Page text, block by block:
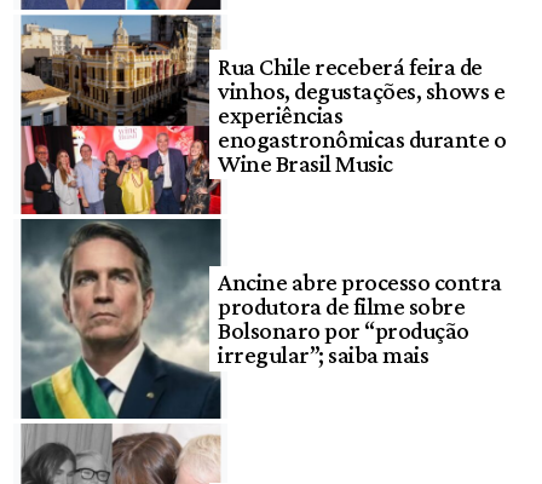
Rua Chile receberá feira de
vinhos, degustações, shows e
experiências
enogastronômicas durante o
Wine Brasil Music
Ancine abre processo contra
produtora de filme sobre
Bolsonaro por “produção
irregular”; saiba mais